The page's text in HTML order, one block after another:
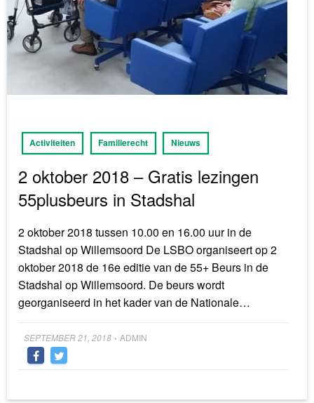
Activiteiten Familierecht Nieuws
2 oktober 2018 – Gratis lezingen
55plusbeurs in Stadshal
2 oktober 2018 tussen 10.00 en 16.00 uur in de
Stadshal op Willemsoord De LSBO organiseert op 2
oktober 2018 de 16e editie van de 55+ Beurs in de
Stadshal op Willemsoord. De beurs wordt
georganiseerd in het kader van de Nationale…
Posted
on
SEPTEMBER 21, 2018 • ADMIN